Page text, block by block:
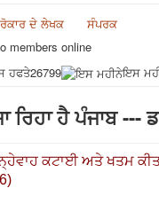
ਦੇ ਲੇਖਕ
ਸੰਪਰਕ
members online
ਹਫਤੇ26799 ਇਸ
ਰਿਹਾ ਹੈ ਪੰਜਾਬ ---
ਕਟਾਈ ਅਤੇ ਖਤਮ